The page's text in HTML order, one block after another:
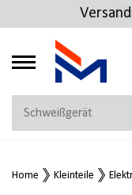
MEIN KONTO
Jetzt anmelden
Home Kleinteile